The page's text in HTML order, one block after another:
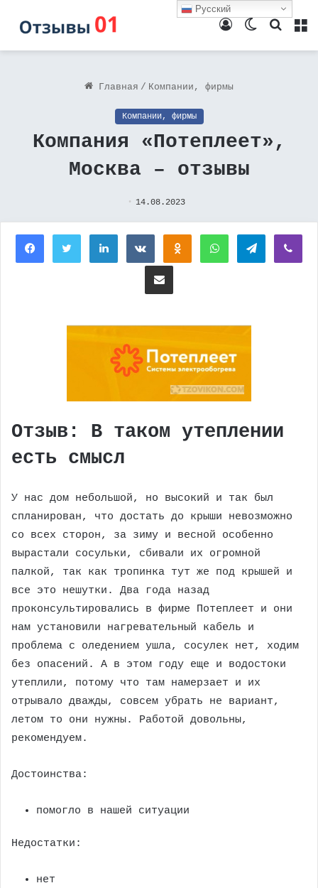
Поиск
Switch
Войти
Главная / Компании, фирмы
Компании, фирмы
Компания «Потеплеет»,
Москва – отзывы
14.08.2023
FacebookTwitterLinkedInВконтактеОдноклассники
WhatsAppTelegram
Поделиться через электронную почту
Отзыв: В таком утеплении
есть смысл
У нас дом небольшой, но высокий и так был
спланирован, что достать до крыши невозможно
со всех сторон, за зиму и весной особенно
вырастали сосульки, сбивали их огромной
палкой, так как тропинка тут же под крышей и
все это нешутки. Два года назад
проконсультировались в фирме Потеплеет и они
нам установили нагревательный кабель и
проблема с оледением ушла, сосулек нет, ходим
без опасений. А в этом году еще и водостоки
утеплили, потому что там намерзает и их
отрывало дважды, совсем убрать не вариант,
летом то они нужны. Работой довольны,
рекомендуем.
Достоинства:
помогло в нашей ситуации
Недостатки:
нет
Русский